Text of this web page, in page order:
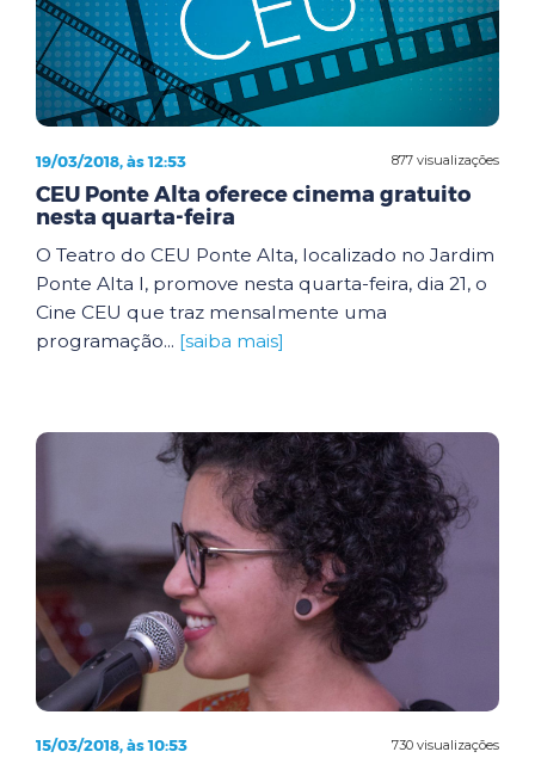
877 visualizações
19/03/2018, às 12:53
CEU Ponte Alta oferece cinema gratuito
nesta quarta-feira
O Teatro do CEU Ponte Alta, localizado no Jardim
Ponte Alta I, promove nesta quarta-feira, dia 21, o
Cine CEU que traz mensalmente uma
programação... [saiba mais]
730 visualizações
15/03/2018, às 10:53